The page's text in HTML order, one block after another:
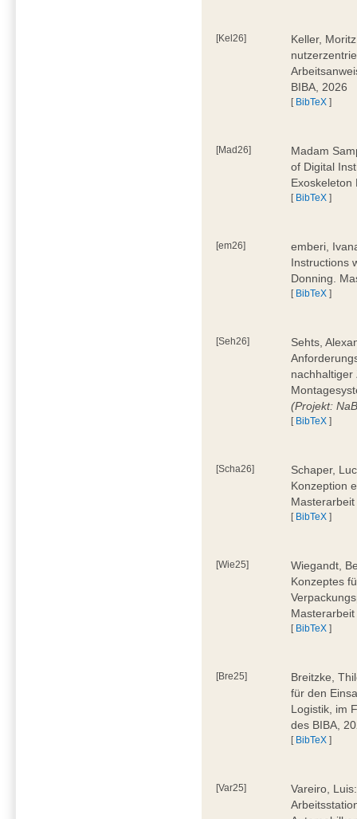
[Kel26]
Keller,
BIBA, 2026
[ BibTeX ]
[Mad26]
Madam
of Digital
Exoskeleton
[ BibTeX ]
[em26]
emberi,
Instructions
Donning.
[ BibTeX ]
[Seh26]
Sehts,
nachhaltiger
(Projekt:
[ BibTeX ]
[Scha26]
Schaper,
Konzeption
[ BibTeX ]
[Wie25]
Wiegandt,
Konzeptes
[ BibTeX ]
[Bre25]
Breitzke,
für den
Logistik, im
des BIBA,
[ BibTeX ]
[Var25]
Vareiro,